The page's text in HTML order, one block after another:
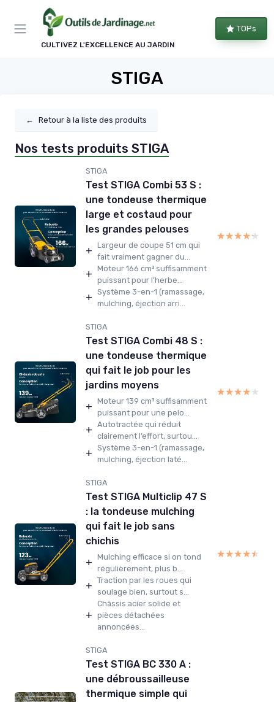
CULTIVEZ L'EXCELLENCE AU JARDIN
TOPs
STIGA
← Retour à la liste des produits
Nos tests produits STIGA
STIGA
Test STIGA Combi 53 S :
une tondeuse thermique
large et costaud pour
les grandes pelouses
+ Largeur de coupe 51 cm qui
fait vraiment gagner du...
+ Moteur 166 cm³ suffisamment
puissant pour l’herbe...
+ Système 3-en-1 (ramassage,
mulching, éjection arri...
★★★★★
★★★★★
STIGA
Test STIGA Combi 48 S :
une tondeuse thermique
qui fait le job pour les
jardins moyens
+ Moteur 139 cm³ suffisamment
puissant pour une pelo...
+ Autotractée qui réduit
clairement l’effort, surtou...
+ Système 3-en-1 (ramassage,
mulching, éjection laté...
★★★★★
★★★★★
STIGA
Test STIGA Multiclip 47 S
: la tondeuse mulching
qui fait le job sans
chichis
+ Mulching efficace si on tond
régulièrement, plus b...
+ Traction par les roues qui
soulage bien, surtout s...
+
Châssis acier solide et
pièces détachées
annoncées...
★★★★★
★★★★★
STIGA
Test STIGA BC 330 A :
une débroussailleuse
thermique simple qui
Panneau de gestion des cookies